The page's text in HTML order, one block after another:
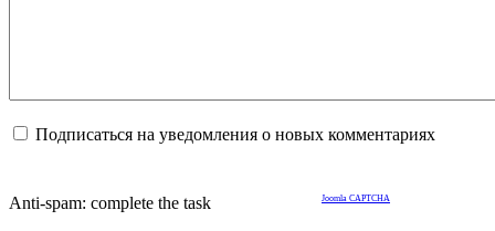
Подписаться на уведомления о новых комментариях
Anti-spam: complete the task Joomla CAPTCHA